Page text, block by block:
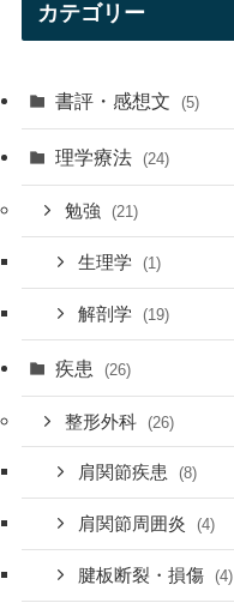
カテゴリー
書評・感想文 (5)
理学療法 (24)
勉強 (21)
生理学 (1)
解剖学 (19)
疾患 (26)
整形外科 (26)
肩関節疾患 (8)
肩関節周囲炎 (4)
腱板断裂・損傷 (4)